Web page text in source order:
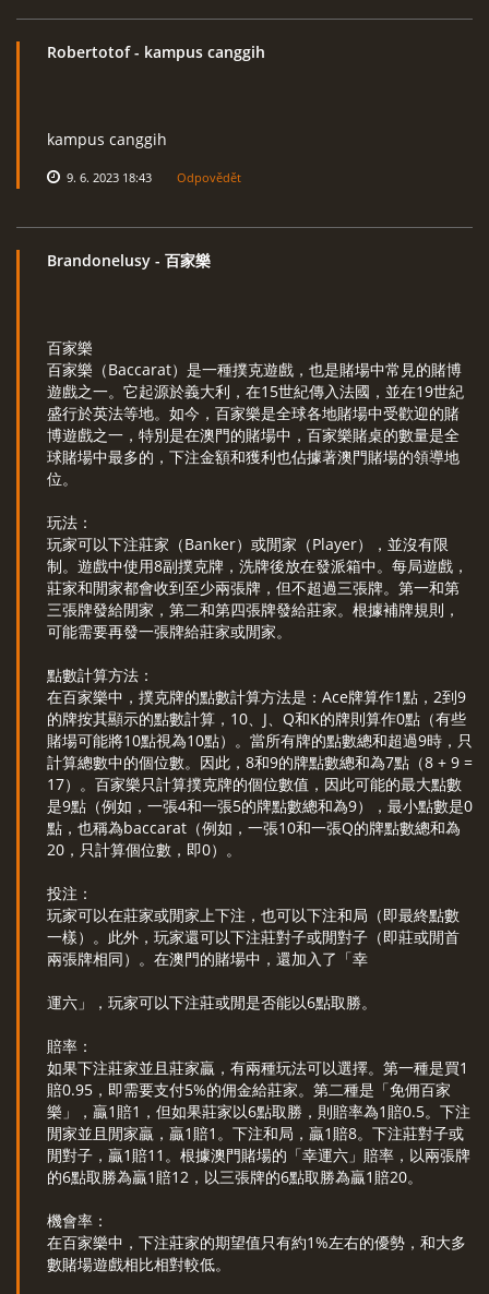
Robertotof- kampus canggih
kampus canggih
9. 6. 2023 18:43 Odpovědět
Brandonelusy - 百家樂
百家樂
百家樂（Baccarat）是一種撲克遊戲，也是賭場中常見的賭博
遊戲之一。它起源於義大利，在15世紀傳入法國，並在19世紀
盛行於英法等地。如今，百家樂是全球各地賭場中受歡迎的賭
博遊戲之一，特別是在澳門的賭場中，百家樂賭桌的數量是全
球賭場中最多的，下注金額和獲利也佔據著澳門賭場的領導地
位。
玩法：
玩家可以下注莊家（Banker）或閒家（Player），並沒有限
制。遊戲中使用8副撲克牌，洗牌後放在發派箱中。每局遊戲，
莊家和閒家都會收到至少兩張牌，但不超過三張牌。第一和第
三張牌發給閒家，第二和第四張牌發給莊家。根據補牌規則，
可能需要再發一張牌給莊家或閒家。
點數計算方法：
在百家樂中，撲克牌的點數計算方法是：Ace牌算作1點，2到9
的牌按其顯示的點數計算，10、J、Q和K的牌則算作0點（有些
賭場可能將10點視為10點）。當所有牌的點數總和超過9時，只
計算總數中的個位數。因此，8和9的牌點數總和為7點（8 + 9 =
17）。百家樂只計算撲克牌的個位數值，因此可能的最大點數
是9點（例如，一張4和一張5的牌點數總和為9），最小點數是0
點，也稱為baccarat（例如，一張10和一張Q的牌點數總和為
20，只計算個位數，即0）。
投注：
玩家可以在莊家或閒家上下注，也可以下注和局（即最終點數
一樣）。此外，玩家還可以下注莊對子或閒對子（即莊或閒首
兩張牌相同）。在澳門的賭場中，還加入了「幸
運六」，玩家可以下注莊或閒是否能以6點取勝。
賠率：
如果下注莊家並且莊家贏，有兩種玩法可以選擇。第一種是買1
賠0.95，即需要支付5%的佣金給莊家。第二種是「免佣百家
樂」，贏1賠1，但如果莊家以6點取勝，則賠率為1賠0.5。下注
閒家並且閒家贏，贏1賠1。下注和局，贏1賠8。下注莊對子或
閒對子，贏1賠11。根據澳門賭場的「幸運六」賠率，以兩張牌
的6點取勝為贏1賠12，以三張牌的6點取勝為贏1賠20。
機會率：
在百家樂中，下注莊家的期望值只有約1%左右的優勢，和大多
數賭場遊戲相比相對較低。